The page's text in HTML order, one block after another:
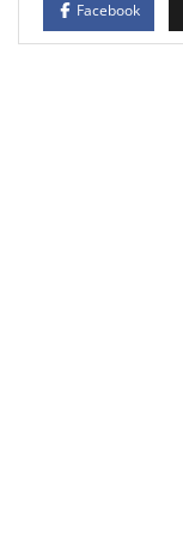
Facebook